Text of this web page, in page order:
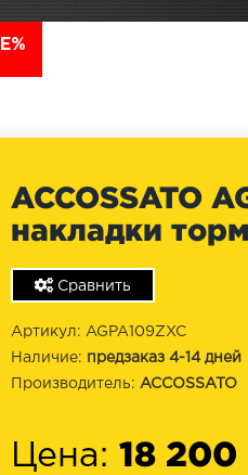
ACCOSSATO
накладки
Сравнить
Артикул: AGPA109ZXC
Наличие: предзаказ 4-14 дней
Производитель: ACCOSSATO
Цена: 18 200